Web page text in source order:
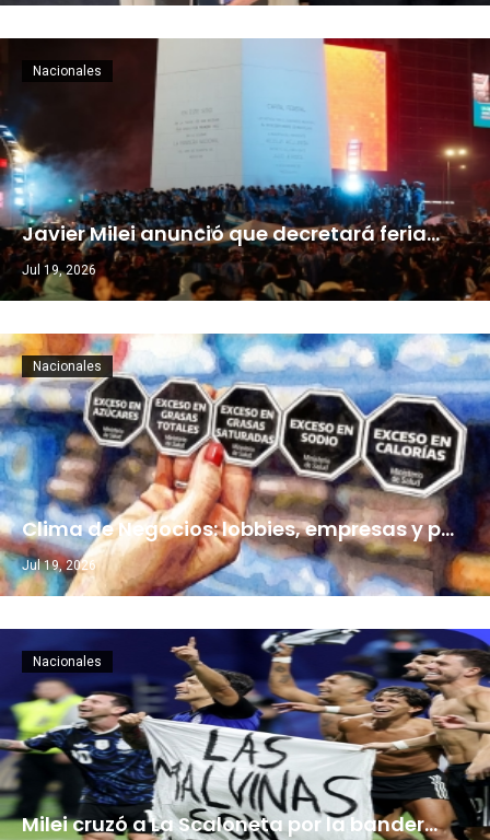
Javier Milei anunció que decretará feria…
Jul 19, 2026
Nacionales
Clima de Negocios: lobbies, empresas y p…
Jul 19, 2026
Nacionales
Milei cruzó a La Scaloneta por la bander…
Nacionales